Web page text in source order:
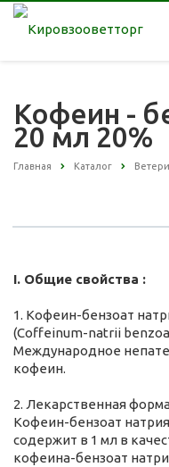
Кофеин -
20 мл 20%
Главная Каталог
I. Общие свойства :
1. Кофеин-бензоат
(Coffeinum-natrii
Международное
кофеин.
2. Лекарственная
Кофеин-бензоат
содержит в 1 мл в
кофеина-бензоат